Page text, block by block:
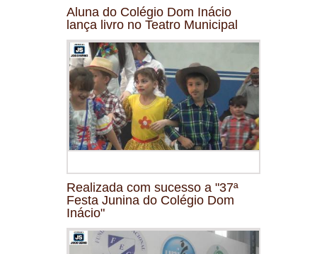
Aluna do Colégio Dom Inácio
lança livro no Teatro Municipal
Realizada com sucesso a "37ª
Festa Junina do Colégio Dom
Inácio"